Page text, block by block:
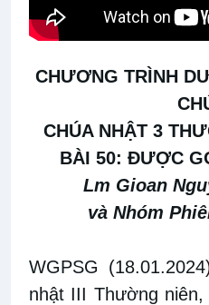
CHƯƠNG TRÌNH
CHÚA NHẬT 3
BÀI 50: ĐƯỢC
Lm Gioan
và Nhóm
WGPSG (18.01.2024
nhật III Thường